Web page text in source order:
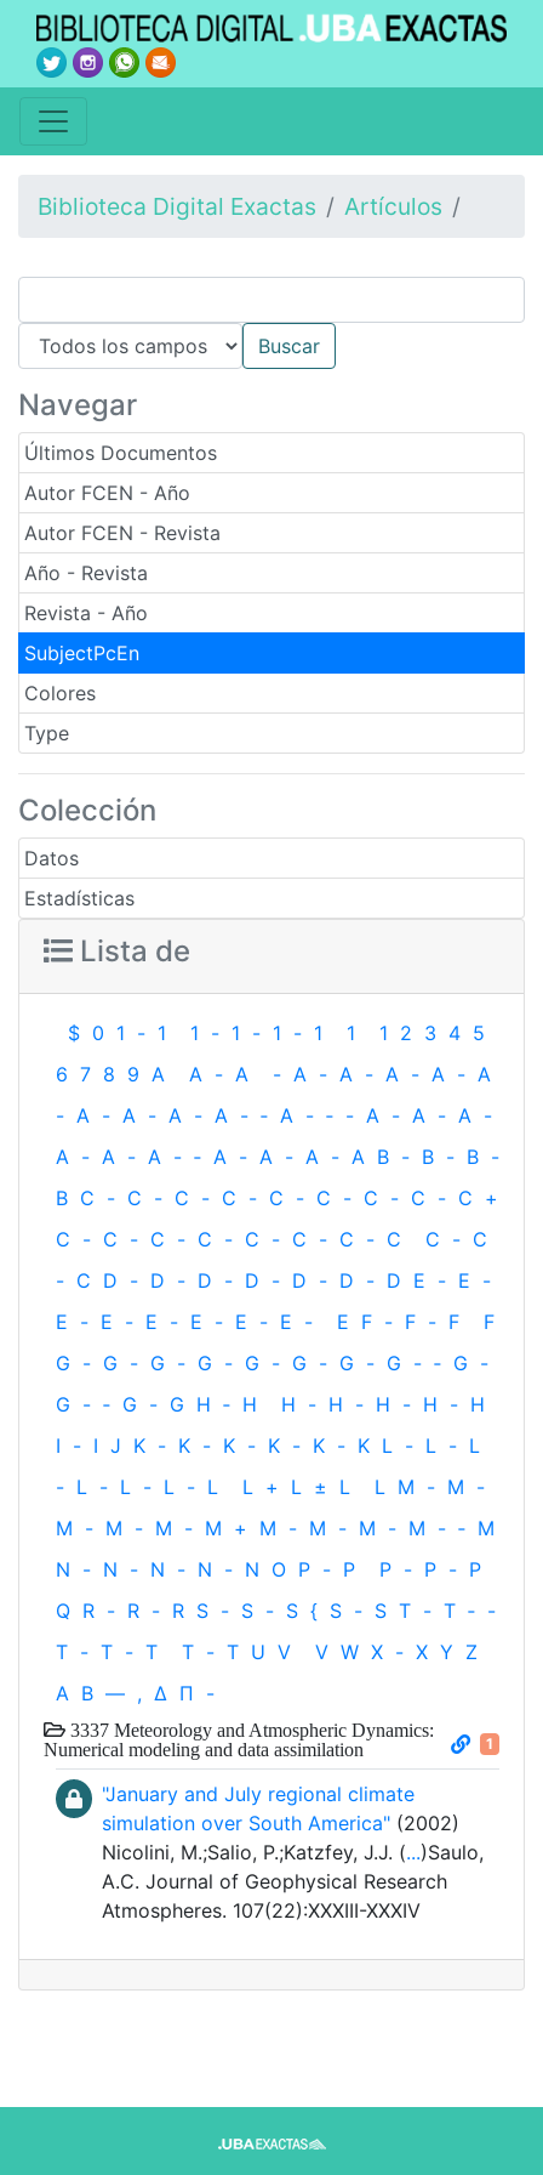
Biblioteca Digital Exactas Artículos
Navegar
Últimos Documentos
Autor FCEN - Año
Autor FCEN - Revista
Año - Revista
Revista - Año
SubjectPcEn
Colores
Type
Colección
Datos
Estadísticas
Lista de
$ 0 1 - 1 1 - 1 - 1 - 1 1 1 2 3 4 5
6 7 8 9 A A - A - A - A - A - A - A
- A - A - A - A - ‐ A - ‐ - A - A - A -
A - A - A - ‐ A - A - A - A B - B - B -
B C - C - C - C - C - C - C - C - C +
C - C - C - C - C - C - C - C C - C
- C D - D - D - D - D - D - D E - E -
E - E - E - E - E - E - E F - F - F
F
G - G - G - G - G - G - G - G - ‐ G -
G - ‐ G - G H ‐ H H - H - H - H - H
I - I J K - K - K - K - K - K L - L - L
- L - L - L - L L + L ± L L M - M -
M - M - M - M + M - M - M - M - ‐ M
N - N - N - N - N O P - P P - P - P
Q R - R - R S - S - S { S - S T - T ‐ -
T - T - T T - T U V V W X - X Y Z
Α Β — , Δ Π -
3337 Meteorology and Atmospheric Dynamics:
Numerical modeling and data assimilation
1
"January and July regional climate
simulation over South America" (2002)
Nicolini, M.;Salio, P.;Katzfey, J.J. (...)Saulo,
A.C. Journal of Geophysical Research
Atmospheres. 107(22):XXXIII-XXXIV